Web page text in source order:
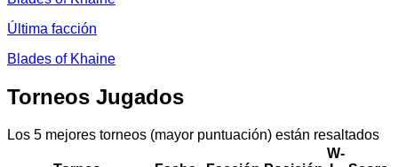
Última facción
Blades of Khaine
Torneos Jugados
Los 5 mejores torneos (mayor puntuación) están resaltados
W-